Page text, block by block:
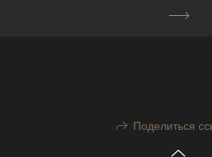
Поделиться